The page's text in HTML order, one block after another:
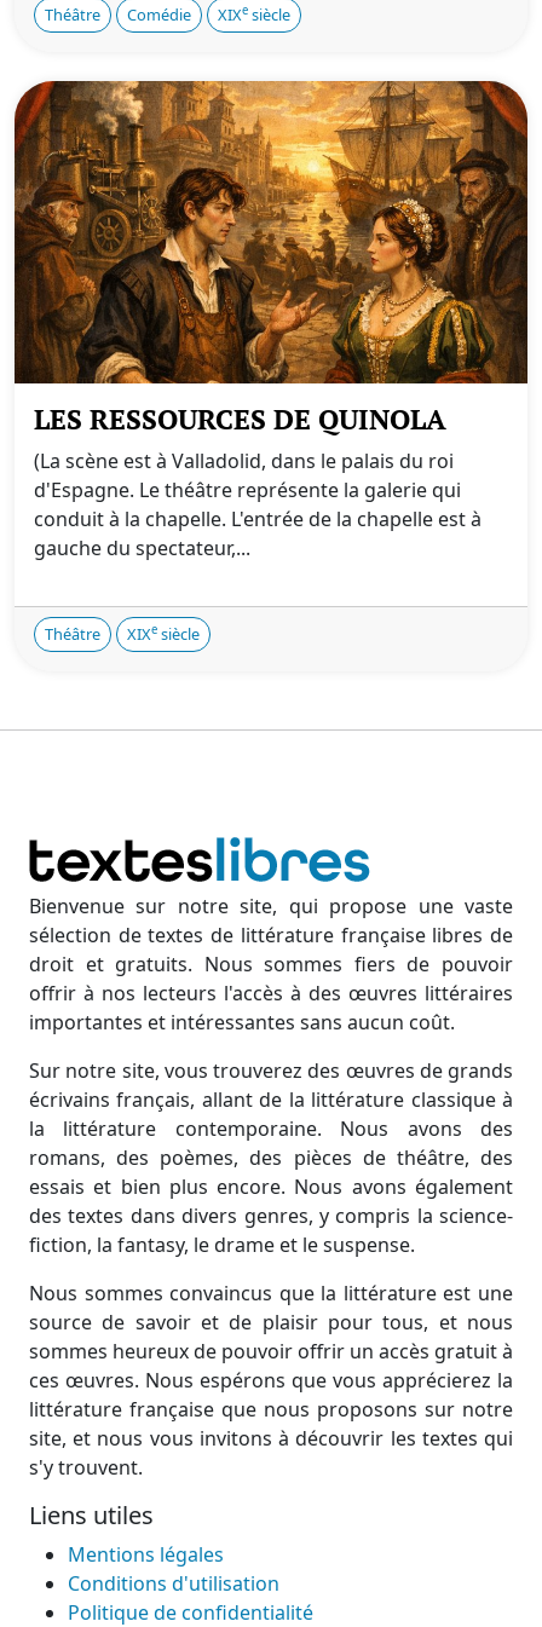
Théâtre Comédie XIXe siècle
LES RESSOURCES DE QUINOLA
(La scène est à Valladolid, dans le palais du roi
d'Espagne. Le théâtre représente la galerie qui
conduit à la chapelle. L'entrée de la chapelle est à
gauche du spectateur,...
Théâtre XIXe siècle
Bienvenue sur notre site, qui propose une vaste
sélection de textes de littérature française libres de
droit et gratuits. Nous sommes fiers de pouvoir
offrir à nos lecteurs l'accès à des œuvres littéraires
importantes et intéressantes sans aucun coût.
Sur notre site, vous trouverez des œuvres de grands
écrivains français, allant de la littérature classique à
la littérature contemporaine. Nous avons des
romans, des poèmes, des pièces de théâtre, des
essais et bien plus encore. Nous avons également
des textes dans divers genres, y compris la science-
fiction, la fantasy, le drame et le suspense.
Nous sommes convaincus que la littérature est une
source de savoir et de plaisir pour tous, et nous
sommes heureux de pouvoir offrir un accès gratuit à
ces œuvres. Nous espérons que vous apprécierez la
littérature française que nous proposons sur notre
site, et nous vous invitons à découvrir les textes qui
s'y trouvent.
Liens utiles
Mentions légales
Conditions d'utilisation
Politique de confidentialité